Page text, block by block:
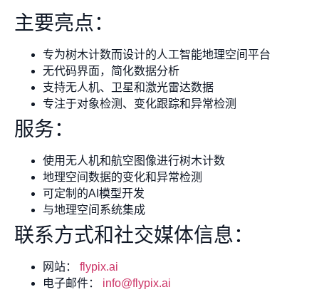
主要亮点：
专为树木计数而设计的人工智能地理空间平台
无代码界面，简化数据分析
支持无人机、卫星和激光雷达数据
专注于对象检测、变化跟踪和异常检测
服务：
使用无人机和航空图像进行树木计数
地理空间数据的变化和异常检测
可定制的AI模型开发
与地理空间系统集成
联系方式和社交媒体信息：
网站： flypix.ai
电子邮件： info@flypix.ai